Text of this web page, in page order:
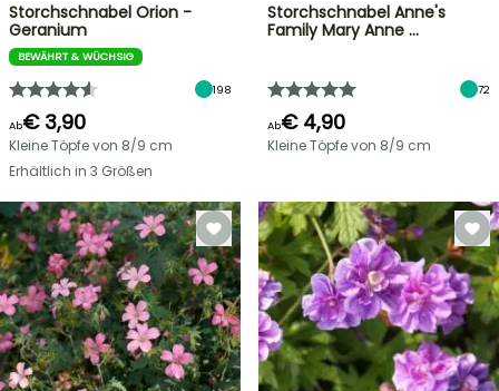
Storchschnabel Orion -
Geranium
BEWÄHRT & WÜCHSIG
198
Ab€ 3,90
Kleine Töpfe von 8/9 cm
Erhältlich in 3 Größen
Storchschnabel Anne's
Family Mary Anne …
72
Ab€ 4,90
Kleine Töpfe von 8/9 cm